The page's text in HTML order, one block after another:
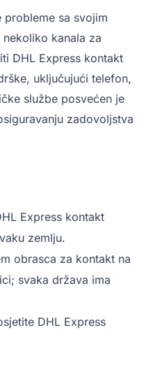
sa svojim
kanala za
DHL Express kontakt
uključujući telefon,
službe posvećen je
zadovoljstva
Express kontakt
zemlju.
obrasca za kontakt na
svaka država ima
DHL Express